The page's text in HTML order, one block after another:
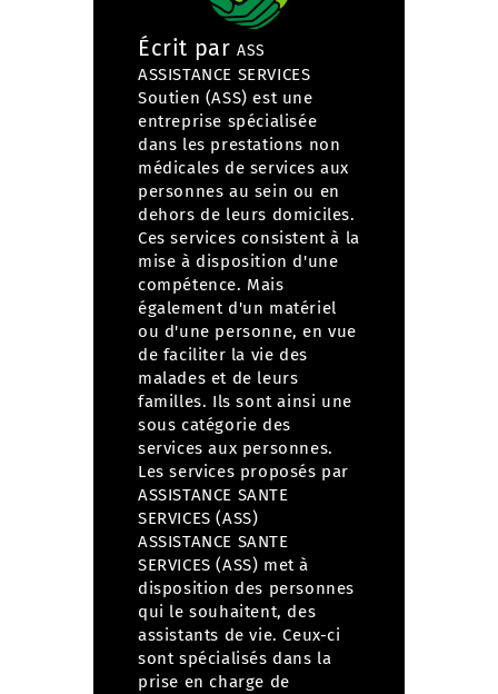
Écrit par ASS
ASSISTANCE SERVICES
Soutien (ASS) est une
entreprise spécialisée
dans les prestations non
médicales de services aux
personnes au sein ou en
dehors de leurs domiciles.
Ces services consistent à la
mise à disposition d'une
compétence. Mais
également d'un matériel
ou d'une personne, en vue
de faciliter la vie des
malades et de leurs
familles. Ils sont ainsi une
sous catégorie des
services aux personnes.
Les services proposés par
ASSISTANCE SANTE
SERVICES (ASS)
ASSISTANCE SANTE
SERVICES (ASS) met à
disposition des personnes
qui le souhaitent, des
assistants de vie. Ceux-ci
sont spécialisés dans la
prise en charge de